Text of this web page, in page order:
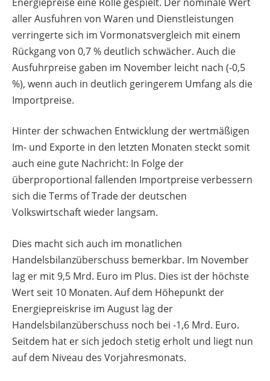
aller Ausfuhren von Waren und Dienstleistungen
verringerte sich im Vormonatsvergleich mit einem
Rückgang von 0,7 % deutlich schwächer. Auch die
Ausfuhrpreise gaben im November leicht nach (-0,5
%), wenn auch in deutlich geringerem Umfang als die
Importpreise.
Hinter der schwachen Entwicklung der wertmäßigen
Im- und Exporte in den letzten Monaten steckt somit
auch eine gute Nachricht: In Folge der
überproportional fallenden Importpreise verbessern
sich die Terms of Trade der deutschen
Volkswirtschaft wieder langsam.
Dies macht sich auch im monatlichen
Handelsbilanzüberschuss bemerkbar. Im November
lag er mit 9,5 Mrd. Euro im Plus. Dies ist der höchste
Wert seit 10 Monaten. Auf dem Höhepunkt der
Energiepreiskrise im August lag der
Handelsbilanzüberschuss noch bei -1,6 Mrd. Euro.
Seitdem hat er sich jedoch stetig erholt und liegt nun
auf dem Niveau des Vorjahresmonats.